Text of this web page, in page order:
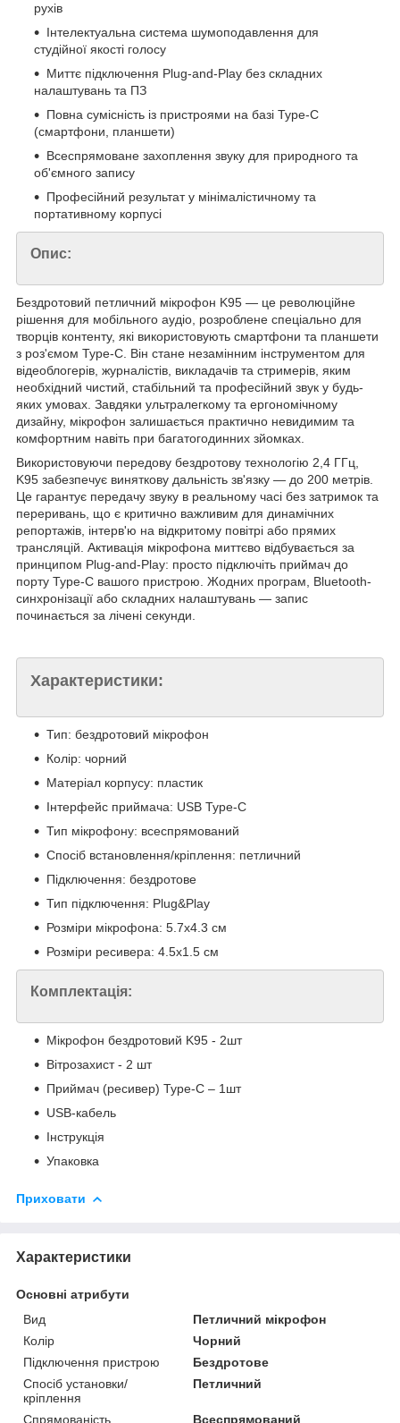
рухів
Інтелектуальна система шумоподавлення для
студійної якості голосу
Миттє підключення Plug-and-Play без складних
налаштувань та ПЗ
Повна сумісність із пристроями на базі Type-C
(смартфони, планшети)
Всеспрямоване захоплення звуку для природного та
об'ємного запису
Професійний результат у мінімалістичному та
портативному корпусі
Опис:
Бездротовий петличний мікрофон K95 — це революційне
рішення для мобільного аудіо, розроблене спеціально для
творців контенту, які використовують смартфони та планшети
з роз'ємом Type-C. Він стане незамінним інструментом для
відеоблогерів, журналістів, викладачів та стримерів, яким
необхідний чистий, стабільний та професійний звук у будь-
яких умовах. Завдяки ультралегкому та ергономічному
дизайну, мікрофон залишається практично невидимим та
комфортним навіть при багатогодинних зйомках.
Використовуючи передову бездротову технологію 2,4 ГГц,
K95 забезпечує виняткову дальність зв'язку — до 200 метрів.
Це гарантує передачу звуку в реальному часі без затримок та
переривань, що є критично важливим для динамічних
репортажів, інтерв'ю на відкритому повітрі або прямих
трансляцій. Активація мікрофона миттєво відбувається за
принципом Plug-and-Play: просто підключіть приймач до
порту Type-C вашого пристрою. Жодних програм, Bluetooth-
синхронізації або складних налаштувань — запис
починається за лічені секунди.
Характеристики:
Тип: бездротовий мікрофон
Колір: чорний
Матеріал корпусу: пластик
Інтерфейс приймача: USB Type-C
Тип мікрофону: всеспрямований
Спосіб встановлення/кріплення: петличний
Підключення: бездротове
Тип підключення: Plug&Play
Розміри мікрофона: 5.7х4.3 см
Розміри ресивера: 4.5х1.5 см
Комплектація:
Мікрофон бездротовий K95 - 2шт
Вітрозахист - 2 шт
Приймач (ресивер) Type-C – 1шт
USB-кабель
Інструкція
Упаковка
Приховати
Характеристики
Основні атрибути
Вид
Петличний мікрофон
Колір
Чорний
Підключення пристрою
Бездротове
Спосіб установки/
кріплення
Петличний
Спрямованість Всеспрямований